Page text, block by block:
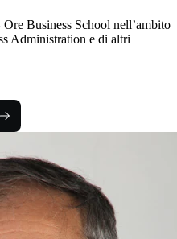
Business School nell’ambito
Administration e di altri